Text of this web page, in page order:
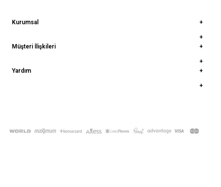
Kurumsal
Müşteri İlişkileri
Yardım